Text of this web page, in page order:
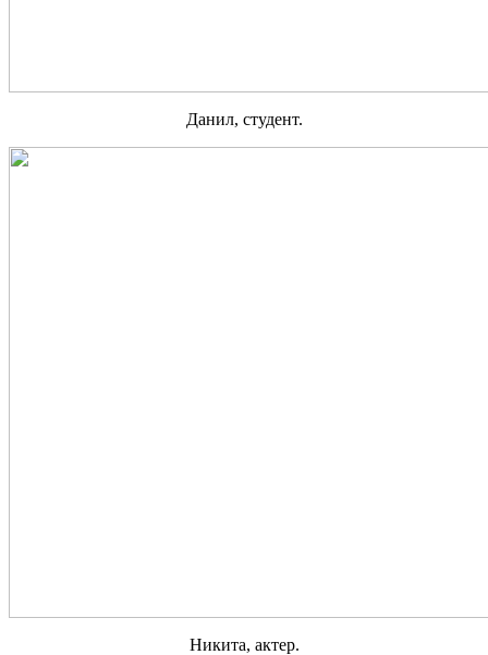
Данил, студент.
Никита, актер.